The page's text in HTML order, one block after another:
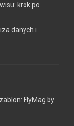
krok po
danych i
FlyMag by